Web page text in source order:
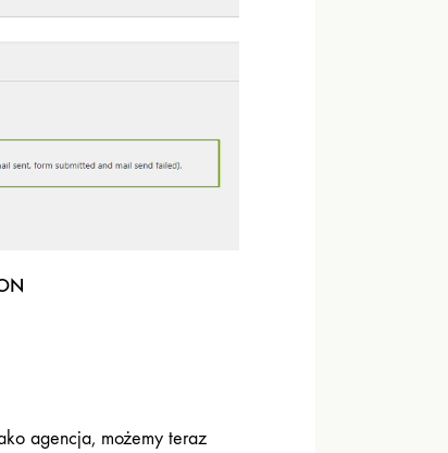
agencja, możemy teraz